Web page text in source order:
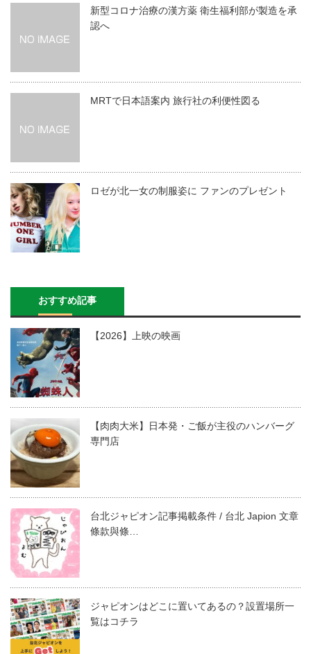
新型コロナ治療の漢方薬 衛生福利部が製造を承
認へ
MRTで日本語案内 旅行社の利便性図る
ロゼが北一女の制服姿に ファンのプレゼント
おすすめ記事
【2026】上映の映画
【肉肉大米】日本発・ご飯が主役のハンバーグ
専門店
台北ジャピオン記事掲載条件 / 台北 Japion 文章
條款與條…
ジャピオンはどこに置いてあるの？設置場所一
覧はコチラ